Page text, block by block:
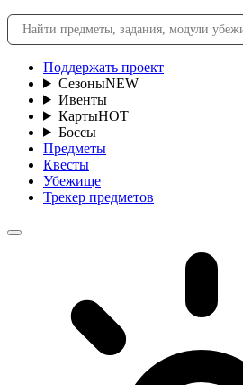
Поддержать проект
СезоныNEW
Ивенты
КартыHOT
Боссы
Предметы
Квесты
Убежище
Трекер предметов